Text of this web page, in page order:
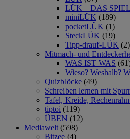
LÜK – DAS SPIEL
miniLÜK (189)
pocketLÜK (1)
SteckLÜK (19)
Tipp-drauf-LÜK (2)
Mitmach- und
WAS IST WAS
Wieso? Weshalb?
Quizblöcke (49)
Schreiben lernen mit
Tafel, Kreide,
tiptoi (119)
ÜBEN (12)
Mediawelt (598)
Bitzee (4)